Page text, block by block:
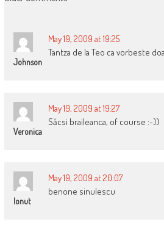
Johnson
May 19, 2009 at 19:25
Tantza de la Teo ca vorbeste
Veronica
May 19, 2009 at 19:27
Săcsi braileanca, of course :-))
Ionut
May 19, 2009 at 20:07
benone sinulescu